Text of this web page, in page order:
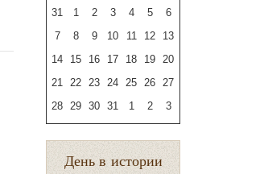
31
1 2 3 4 5
6
7
8 9 10 11 12
13
14
15 16 17 18 19
20
21
22 23 24 25 26
27
28
29 30 31 1 2 3
День в истории